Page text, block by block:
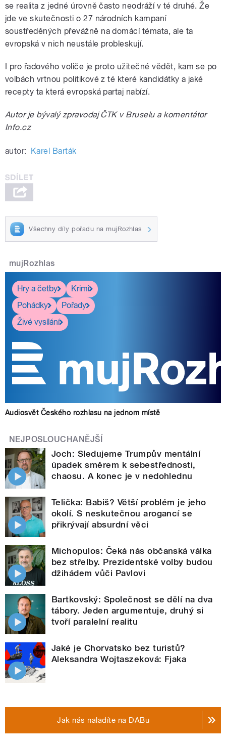
se realita z jedné úrovně často neodráží v té druhé. Že
jde ve skutečnosti o 27 národních kampaní
soustředěných převážně na domácí témata, ale ta
evropská v nich neustále probleskují.
I pro řadového voliče je proto užitečné vědět, kam se po
volbách vrtnou politikové z té které kandidátky a jaké
recepty ta která evropská partaj nabízí.
Autor je bývalý zpravodaj ČTK v Bruselu a komentátor
Info.cz
autor: Karel Barták
Všechny díly pořadu na mujRozhlas
mujRozhlas
Hry a četby
Krimi
Pohádky
Pořady
Živé vysílání
Audiosvět Českého rozhlasu na jednom místě
NEJPOSLOUCHANĚJŠÍ
Joch: Sledujeme Trumpův mentální
úpadek směrem k sebestřednosti,
chaosu. A konec je v nedohlednu
Telička: Babiš? Větší problém je jeho
okolí. S neskutečnou arogancí se
přikrývají absurdní věci
Michopulos: Čeká nás občanská válka
bez střelby. Prezidentské volby budou
džihádem vůči Pavlovi
Bartkovský: Společnost se dělí na dva
tábory. Jeden argumentuje, druhý si
tvoří paralelní realitu
Jaké je Chorvatsko bez turistů?
Aleksandra Wojtaszeková: Fjaka
Jak nás naladíte na DABu